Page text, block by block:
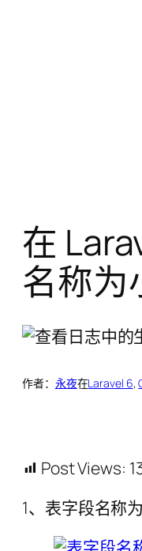
在
名称为
作者： 永夜在Laravel 6,
Post Views:
1、表字段名称